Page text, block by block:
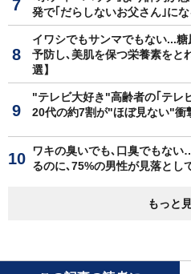
発で｢だらしないお父さん｣に
イワシでもサンマでもない...
予防し､美肌を保つ栄養素をと
選】
"テレビ大好き"高齢者の｢テレ
20代の約7割が"ほぼ見ない"衝
ワキの臭いでも､口臭でもな
るのに､75%の男性が見落とし
もっと